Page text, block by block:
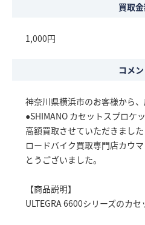
買取
1,000円
コメ
神奈川県横浜市のお客様から
●SHIMANO カセットスプロケ
高額買取させていただきました
ロードバイク買取専門店カウ
とうございました。
【商品説明】
ULTEGRA 6600シリーズのカセ